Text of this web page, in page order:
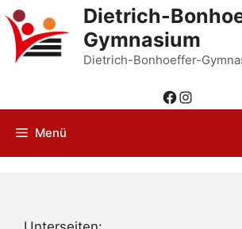
Zum
Inhalt
springen
Dietrich-
Gymnasium
Dietrich-Bonhoeffer-
Facebook
Menü